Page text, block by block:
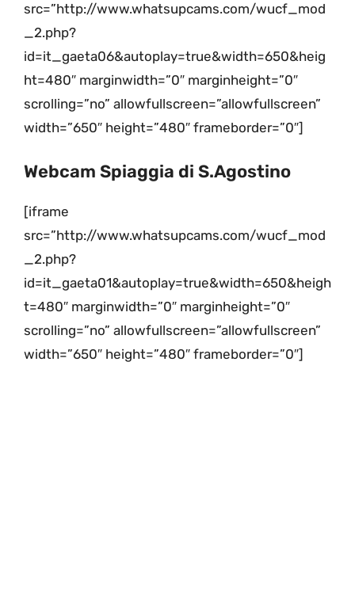
src=”http://www.whatsupcams.com/wucf_mod
_2.php?
id=it_gaeta06&autoplay=true&width=650&heig
ht=480″ marginwidth=”0″ marginheight=”0″
scrolling=”no” allowfullscreen=”allowfullscreen”
width=”650″ height=”480″ frameborder=”0″]
Webcam Spiaggia di S.Agostino
[iframe
src=”http://www.whatsupcams.com/wucf_mod
_2.php?
id=it_gaeta01&autoplay=true&width=650&heigh
t=480″ marginwidth=”0″ marginheight=”0″
scrolling=”no” allowfullscreen=”allowfullscreen”
width=”650″ height=”480″ frameborder=”0″]